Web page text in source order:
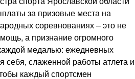
за призовые места на
соревнованиях – это не
а признание огромного
медалью: ежедневных
себя, слаженной работы атлета и
каждый спортсмен